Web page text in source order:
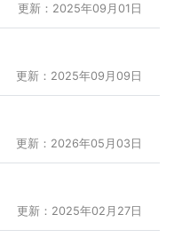
更新：2025年09月01日
更新：2025年09月09日
更新：2026年05月03日
更新：2025年02月27日